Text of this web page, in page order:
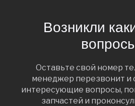
Возникли
Оставьте свой номер
менеджер перезвонит и
интересующие вопросы,
запчастей и